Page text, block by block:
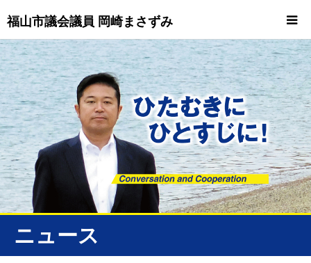
福山市議会議員 岡崎まさずみ
ニュース
HOME
重要情報
プロフィール
ニュース/トピックス
ニュース